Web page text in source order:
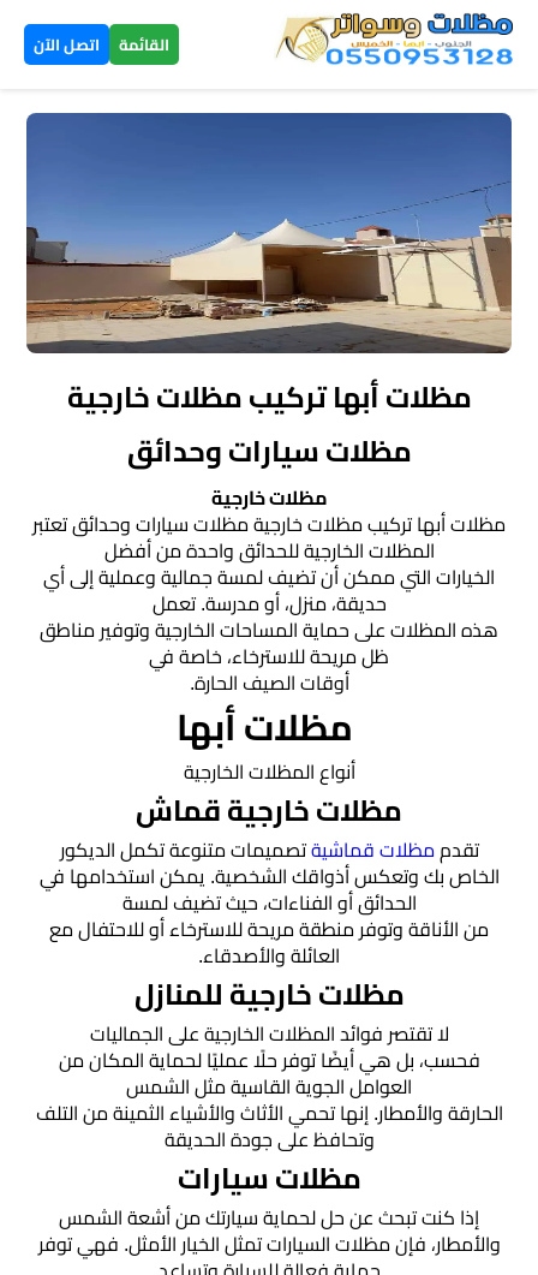
القائمة اتصل الآن ×
الرئيسية
مظلات
سيارات
الخميس
مظلات
الخميس
الخميس
برجولات ▼
وبيوت
شعر
ومستودعات
مظلات أبها تركيب مظلات خارجية
مظلات سيارات وحدائق
مظلات خارجية
مظلات أبها تركيب مظلات خارجية مظلات سيارات وحدائق تعتبر
المظلات الخارجية للحدائق واحدة من أفضل
الخيارات التي ممكن أن تضيف لمسة جمالية وعملية إلى أي
حديقة، منزل، أو مدرسة. تعمل
هذه المظلات على حماية المساحات الخارجية وتوفير مناطق
ظل مريحة للاسترخاء، خاصة في
أوقات الصيف الحارة.
مظلات أبها
أنواع المظلات الخارجية
مظلات خارجية قماش
تقدممظلات قماشيةتصميمات متنوعة تكمل الديكور
الخاص بك وتعكس أذواقك الشخصية. يمكن استخدامها في
الحدائق أو الفناءات، حيث تضيف لمسة
من الأناقة وتوفر منطقة مريحة للاسترخاء أو للاحتفال مع
العائلة والأصدقاء.
مظلات خارجية للمنازل
لا تقتصر فوائد المظلات الخارجية على الجماليات
فحسب، بل هي أيضًا توفر حلًا عمليًا لحماية المكان من
العوامل الجوية القاسية مثل الشمس
الحارقة والأمطار. إنها تحمي الأثاث والأشياء الثمينة من التلف
وتحافظ على جودة الحديقة
مظلات سيارات
إذا كنت تبحث عن حل لحماية سيارتك من أشعة الشمس
والأمطار، فإن مظلات السيارات تمثل الخيار الأمثل. فهي توفر